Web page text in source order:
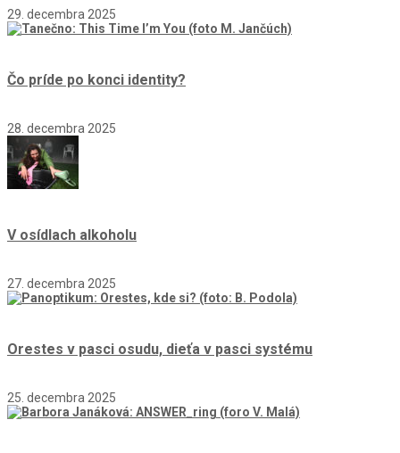
29. decembra 2025
Čo príde po konci identity?
28. decembra 2025
V osídlach alkoholu
27. decembra 2025
Orestes v pasci osudu, dieťa v pasci systému
25. decembra 2025